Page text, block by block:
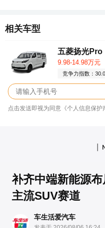
相关车型
五菱扬光Pro
9.98-14.98万元
竞争力指数：30.0
点击发送即视为同意《个人信息保护
补齐中端新能源
主流SUV赛道
车生活爱汽车